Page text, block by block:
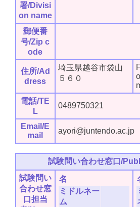
署/Divisi
on name
郵便番
号/Zip c
ode
住所/Ad
dress
埼玉県越谷市袋山
５６０
電話/TE
L
0489750321
Email/E
mail
ayori@juntendo.ac.jp
試験問い合わせ窓口/
試験問い
合わせ窓
口担当
名
ミドルネー
ム